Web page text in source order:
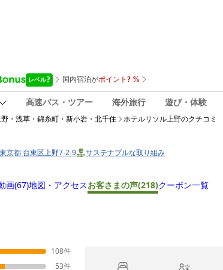
高速バス・ツアー 海外旅行 遊び・体験
・浅草・錦糸町・新小岩・北千住 ホテルリソル上野のクチコミ
京都 台東区上野7-2-9 サステナブルな取り組み
画(67)地図・アクセスお客さまの声(218)クーポン一覧
108件
53件